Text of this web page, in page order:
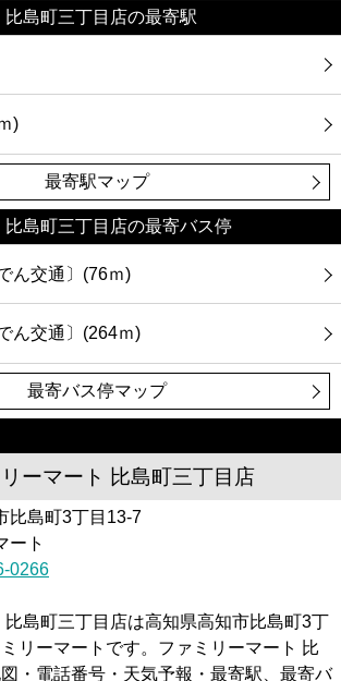
島町三丁目店の最寄駅
)
最寄駅マップ
比島町三丁目店の最寄バス停
ん交通〕(76ｍ)
ん交通〕(264ｍ)
最寄バス停マップ
ーマート 比島町三丁目店
比島町3丁目13-7
ート
0266
比島町三丁目店は高知県高知市比島町3丁
リーマートです。ファミリーマート 比
・電話番号・天気予報・最寄駅、最寄バ